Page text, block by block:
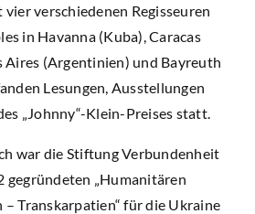
verschiedenen Regisseuren
in Havanna (Kuba), Caracas
Aires (Argentinien) und Bayreuth
Lesungen, Ausstellungen
„Johnny“-Klein-Preises statt.
war die Stiftung Verbundenheit
gegründeten „Humanitären
Transkarpatien“ für die Ukraine